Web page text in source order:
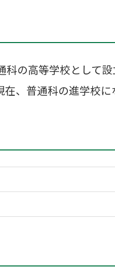
の高等学校として
、普通科の進学校に